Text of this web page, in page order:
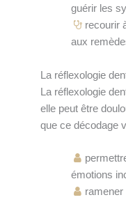
guérir les
recourir
aux
La réflexologie
La réflexologie
elle peut être
que ce décodage
émotions
ramener